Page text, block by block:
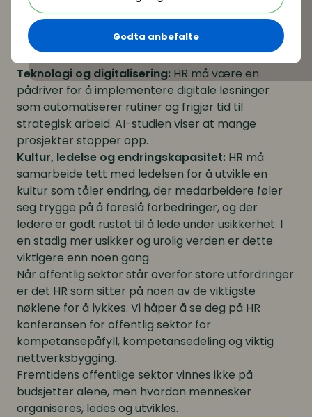
Godta anbefalte
stadig endrende kompetansebilde må HR utvikle
helhetlige strategier for hvordan medarbeidere
kan lære, omstilles og flyttes internt. Rekruttering
alene er ikke tilstrekkelig.
Teknologi og digitalisering: HR må være en
pådriver for å implementere digitale løsninger
som automatiserer rutiner og frigjør tid til
strategisk arbeid. AI-studien viser at mange
prosjekter stopper opp.
Kultur, ledelse og endringskapasitet: HR må
samarbeide tett med ledelsen for å utvikle en
kultur som tåler endring, der medarbeidere føler
seg trygge på å foreslå forbedringer, og der
ledere er godt rustet til å lede under usikkerhet. I
en stadig mer usikker og urolig verden er dette
viktigere enn noen gang.
Når offentlig sektor står overfor store utfordringer
er det HR som sitter på noen av de viktigste
nøklene for å lykkes. Vi håper å se deg på HR
konferansen for offentlig sektor for
kompetansepåfyll, kompetansedeling og viktig
nettverksbygging.
Fremtidens offentlige sektor vinnes ikke på
budsjetter alene, men hvordan mennesker
organiseres, ledes og utvikles.